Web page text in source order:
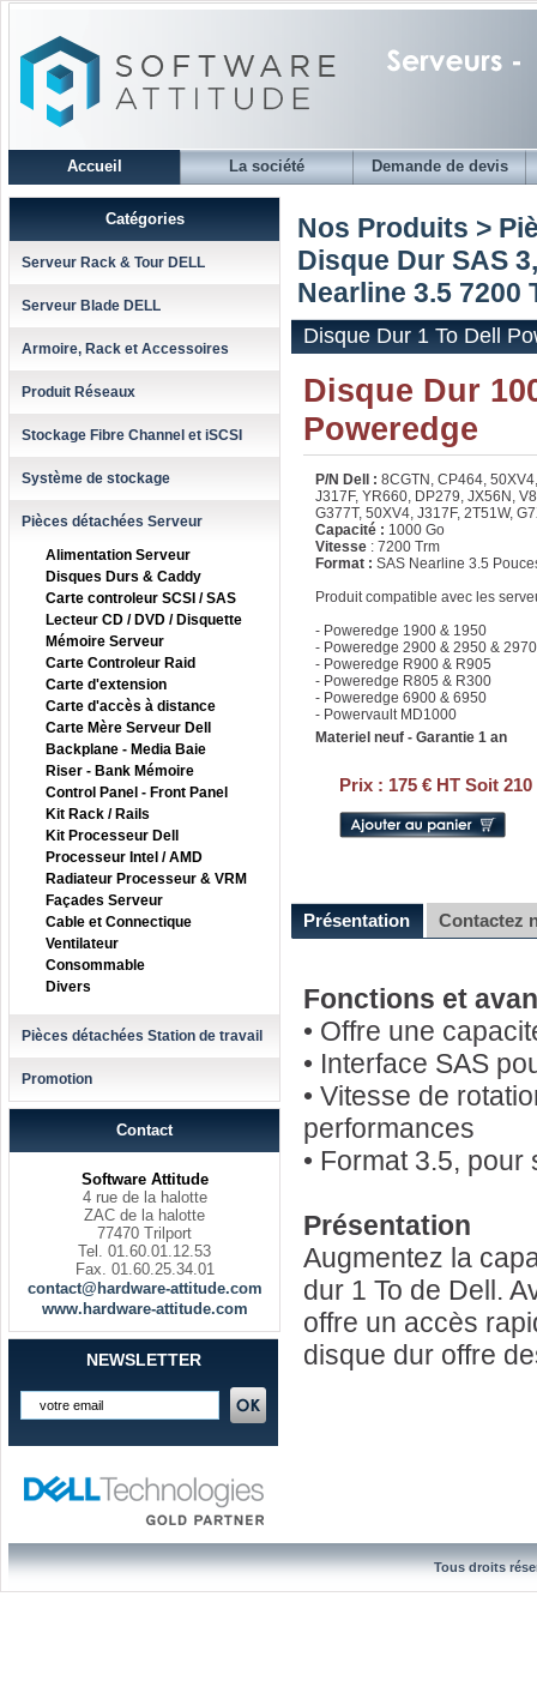
Accueil La société Demande de devis
Catégories
Serveur Rack & Tour DELL
Serveur Blade DELL
Armoire, Rack et Accessoires
Produit Réseaux
Stockage Fibre Channel et iSCSI
Système de stockage
Pièces détachées Serveur
Alimentation Serveur
Disques Durs & Caddy
Carte controleur SCSI / SAS
Lecteur CD / DVD / Disquette
Mémoire Serveur
Carte Controleur Raid
Carte d'extension
Carte d'accès à distance
Carte Mère Serveur Dell
Backplane - Media Baie
Riser - Bank Mémoire
Control Panel - Front Panel
Kit Rack / Rails
Kit Processeur Dell
Processeur Intel / AMD
Radiateur Processeur & VRM
Façades Serveur
Cable et Connectique
Ventilateur
Consommable
Divers
Pièces détachées Station de travail
Promotion
Contact
Software Attitude
4 rue de la halotte
ZAC de la halotte
77470 Trilport
Tel. 01.60.01.12.53
Fax. 01.60.25.34.01
contact@hardware-attitude.com
www.hardware-attitude.com
NEWSLETTER
Nos Produits >
Disque Dur SAS
Nearline 3.5 7200
Disque Dur 1 To Dell
Disque Dur
Poweredge
P/N Dell : 8CGTN, CP464,
J317F, YR660, DP279, JX56N,
G377T, 50XV4, J317F, 2T51W,
Capacité : 1000 Go
Vitesse : 7200 Trm
Format : SAS Nearline 3.5
Produit compatible avec les
- Poweredge 1900 & 1950
- Poweredge 2900 & 2950 & 2970
- Poweredge R900 & R905
- Poweredge R805 & R300
- Poweredge 6900 & 6950
- Powervault MD1000
Materiel neuf - Garantie 1 an
Prix : 175 € HT Soit 210
Présentation Contactez
Fonctions et
• Offre une
• Interface SAS
• Vitesse de
performances
• Format 3.5,
Présentation
Augmentez la
dur 1 To de Dell.
offre un accès
disque dur offre
Tous droits